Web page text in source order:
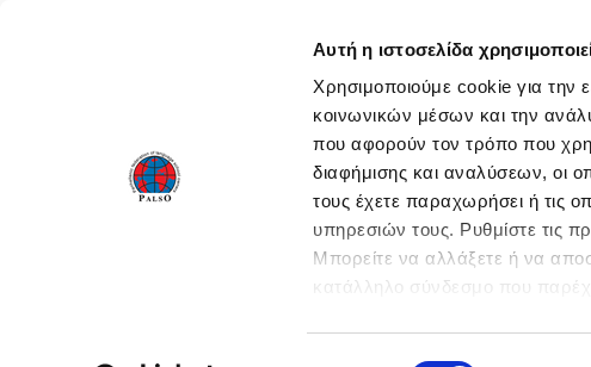
Αυτή η ιστοσελίδα
Χρησιμοποιούμε cookie για την
κοινωνικών μέσων και την
που αφορούν τον τρόπο που
διαφήμισης και αναλύσεων, οι
τους έχετε παραχωρήσει ή τις
υπηρεσιών τους. Ρυθμίστε τις
Μπορείτε να αλλάξετε ή να
κατάλληλο σύνδεσμο που